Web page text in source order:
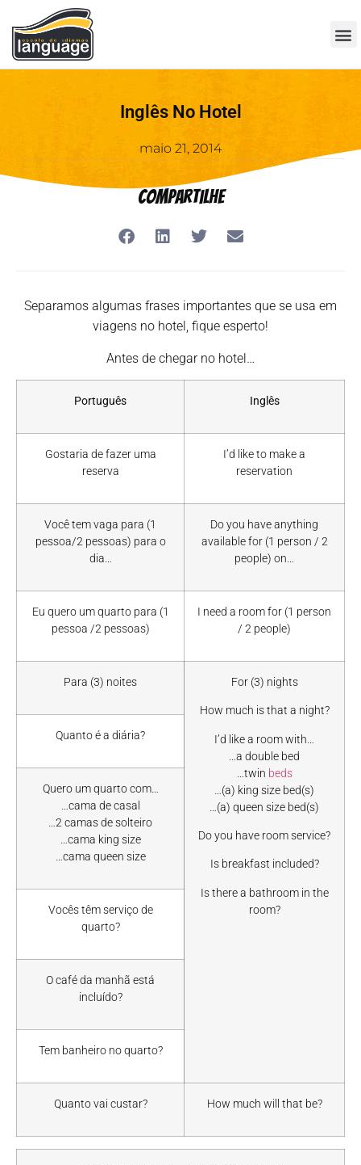
Inglês No Hotel
maio 21, 2014
Compartilhe
Separamos algumas frases importantes que se usa em
viagens no hotel, fique esperto!
Antes de chegar no hotel…
Português Inglês
Gostaria de fazer uma
reserva
I’d like to make a
reservation
Você tem vaga para (1
pessoa/2 pessoas) para o
dia…
Do you have anything
available for (1 person / 2
people) on…
Eu quero um quarto para (1
pessoa /2 pessoas)
I need a room for (1 person
/ 2 people)
Para (3) noites For (3) nights
How much is that a night?
I’d like a room with…
…a double bed
…twin beds
…(a) king size bed(s)
…(a) queen size bed(s)
Do you have room service?
Is breakfast included?
Is there a bathroom in the
room?
Quanto é a diária?
Quero um quarto com…
…cama de casal
…2 camas de solteiro
…cama king size
…cama queen size
Vocês têm serviço de
quarto?
O café da manhã está
incluído?
Tem banheiro no quarto?
Quanto vai custar? How much will that be?